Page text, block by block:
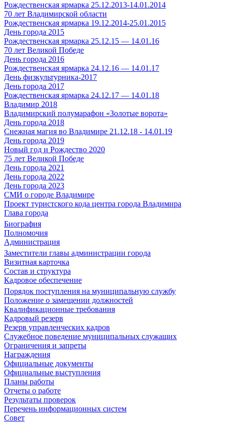
Рождественская ярмарка 25.12.2013-14.01.2014
70 лет Владимирской области
Рождественская ярмарка 19.12.2014-25.01.2015
День города 2015
Рождественская ярмарка 25.12.15 — 14.01.16
70 лет Великой Победе
День города 2016
Рождественская ярмарка 24.12.16 — 14.01.17
День физкультурника-2017
День города 2017
Рождественская ярмарка 24.12.17 — 14.01.18
Владимир 2018
Владимирский полумарафон «Золотые ворота»
День города 2018
Снежная магия во Владимире 21.12.18 - 14.01.19
День города 2019
Новый год и Рождество 2020
75 лет Великой Победе
День города 2021
День города 2022
День города 2023
СМИ о городе Владимире
Проект туристского кода центра города Владимира
Глава города
Биография
Полномочия
Администрация
Заместители главы администрации города
Визитная карточка
Состав и структура
Кадровое обеспечение
Порядок поступления на муниципальную службу
Положение о замещении должностей
Квалификационные требования
Кадровый резерв
Резерв управленческих кадров
Служебное поведение муниципальных служащих
Ограничения и запреты
Награждения
Официальные документы
Официальные выступления
Планы работы
Отчеты о работе
Результаты проверок
Перечень информационных систем
Совет